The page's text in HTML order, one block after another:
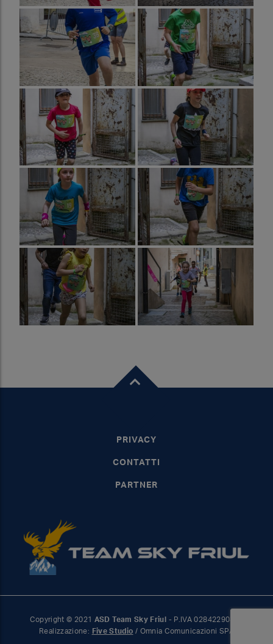
PRIVACY
CONTATTI
PARTNER
Copyright © 2021 ASD Team Sky Friul
- P.IVA 02842290302
Realizzazione: Five Studio / Omnia Comunicazioni SPA